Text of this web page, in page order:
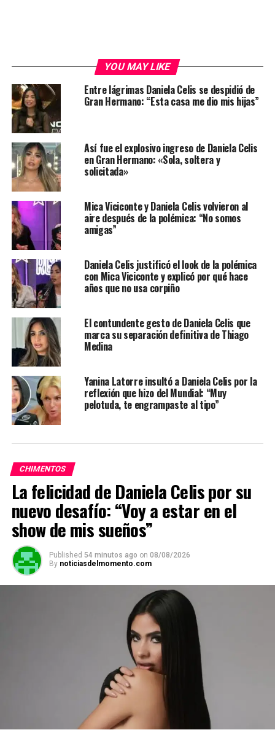
YOU MAY LIKE
Entre lágrimas Daniela Celis se despidió de
Gran Hermano: “Esta casa me dio mis hijas”
Así fue el explosivo ingreso de Daniela Celis
en Gran Hermano: «Sola, soltera y
solicitada»
Mica Viciconte y Daniela Celis volvieron al
aire después de la polémica: “No somos
amigas”
Daniela Celis justificó el look de la polémica
con Mica Viciconte y explicó por qué hace
años que no usa corpiño
El contundente gesto de Daniela Celis que
marca su separación definitiva de Thiago
Medina
Yanina Latorre insultó a Daniela Celis por la
reflexión que hizo del Mundial: “Muy
pelotuda, te engrampaste al tipo”
CHIMENTOS
La felicidad de Daniela Celis por su
nuevo desafío: “Voy a estar en el
show de mis sueños”
Published 54 minutos ago on 08/08/2026
By noticiasdelmomento.com